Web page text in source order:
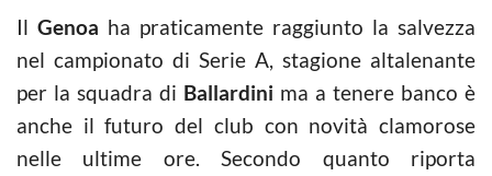
Il Genoa ha praticamente raggiunto la salvezza
nel campionato di Serie A, stagione altalenante
per la squadra di Ballardini ma a tenere banco è
anche il futuro del club con novità clamorose
nelle ultime ore. Secondo quanto riporta